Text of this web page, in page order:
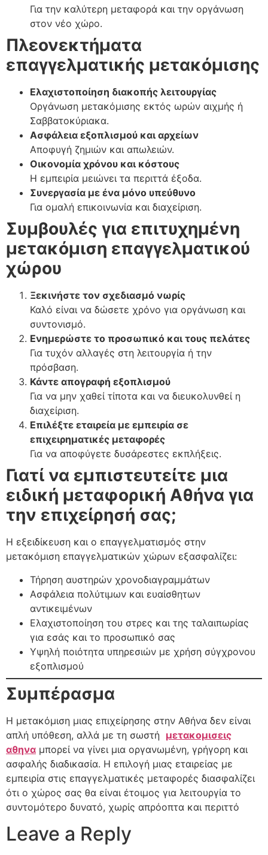
Για την καλύτερη μεταφορά και την οργάνωση
στον νέο χώρο.
Πλεονεκτήματα
επαγγελματικής μετακόμισης
Ελαχιστοποίηση διακοπής λειτουργίας
Οργάνωση μετακόμισης εκτός ωρών αιχμής ή
Σαββατοκύριακα.
Ασφάλεια εξοπλισμού και αρχείων
Αποφυγή ζημιών και απωλειών.
Οικονομία χρόνου και κόστους
Η εμπειρία μειώνει τα περιττά έξοδα.
Συνεργασία με ένα μόνο υπεύθυνο
Για ομαλή επικοινωνία και διαχείριση.
Συμβουλές για επιτυχημένη
μετακόμιση επαγγελματικού
χώρου
Ξεκινήστε τον σχεδιασμό νωρίς
Καλό είναι να δώσετε χρόνο για οργάνωση και
συντονισμό.
Ενημερώστε το προσωπικό και τους πελάτες
Για τυχόν αλλαγές στη λειτουργία ή την
πρόσβαση.
Κάντε απογραφή εξοπλισμού
Για να μην χαθεί τίποτα και να διευκολυνθεί η
διαχείριση.
Επιλέξτε εταιρεία με εμπειρία σε
επιχειρηματικές μεταφορές
Για να αποφύγετε δυσάρεστες εκπλήξεις.
Γιατί να εμπιστευτείτε μια
ειδική μεταφορική Αθήνα για
την επιχείρησή σας;
Η εξειδίκευση και ο επαγγελματισμός στην
μετακόμιση επαγγελματικών χώρων εξασφαλίζει:
Τήρηση αυστηρών χρονοδιαγραμμάτων
Ασφάλεια πολύτιμων και ευαίσθητων
αντικειμένων
Ελαχιστοποίηση του στρες και της ταλαιπωρίας
για εσάς και το προσωπικό σας
Υψηλή ποιότητα υπηρεσιών με χρήση σύγχρονου
εξοπλισμού
Συμπέρασμα
Η μετακόμιση μιας επιχείρησης στην Αθήνα δεν είναι
απλή υπόθεση, αλλά με τη σωστή μετακομισεις
αθηνα μπορεί να γίνει μια οργανωμένη, γρήγορη και
ασφαλής διαδικασία. Η επιλογή μιας εταιρείας με
εμπειρία στις επαγγελματικές μεταφορές διασφαλίζει
ότι ο χώρος σας θα είναι έτοιμος για λειτουργία το
συντομότερο δυνατό, χωρίς απρόοπτα και περιττό
Leave a Reply